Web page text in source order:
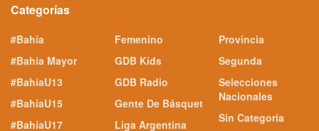
Categorías
#Bahía
#Bahía Mayor
#BahíaU13
#BahíaU15
#BahíaU17
Femenino
GDB Kids
GDB Radio
Gente De Básquet
Liga Argentina
Provincia
Segunda
Selecciones
Nacionales
Sin Categoría